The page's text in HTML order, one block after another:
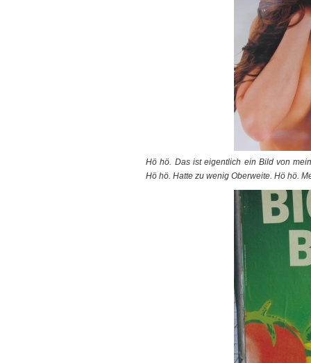
Hö hö. Das ist eigentlich ein Bild von
Hö hö. Hatte zu wenig Oberweite. Hö hö.